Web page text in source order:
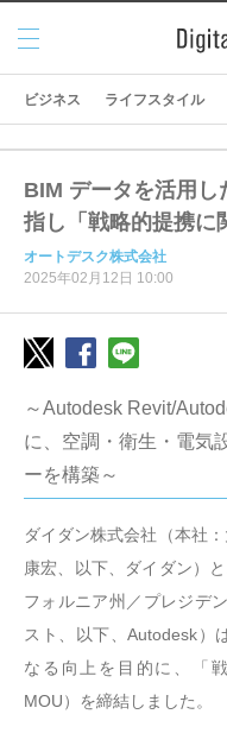
メニ
ュー
ビジネス ライフスタイル
BIM データを活用し
指し「戦略的提携に
オートデスク株式会社
2025年02月12日 10:00
～Autodesk Revit/
に、空調・衛生・電気
ーを構築～
ダイダン株式会社（本社
康宏、以下、ダイダン）
フォルニア州／プレジデ
スト、以下、Autodesk）
なる向上を目的に、「
MOU）を締結しました。